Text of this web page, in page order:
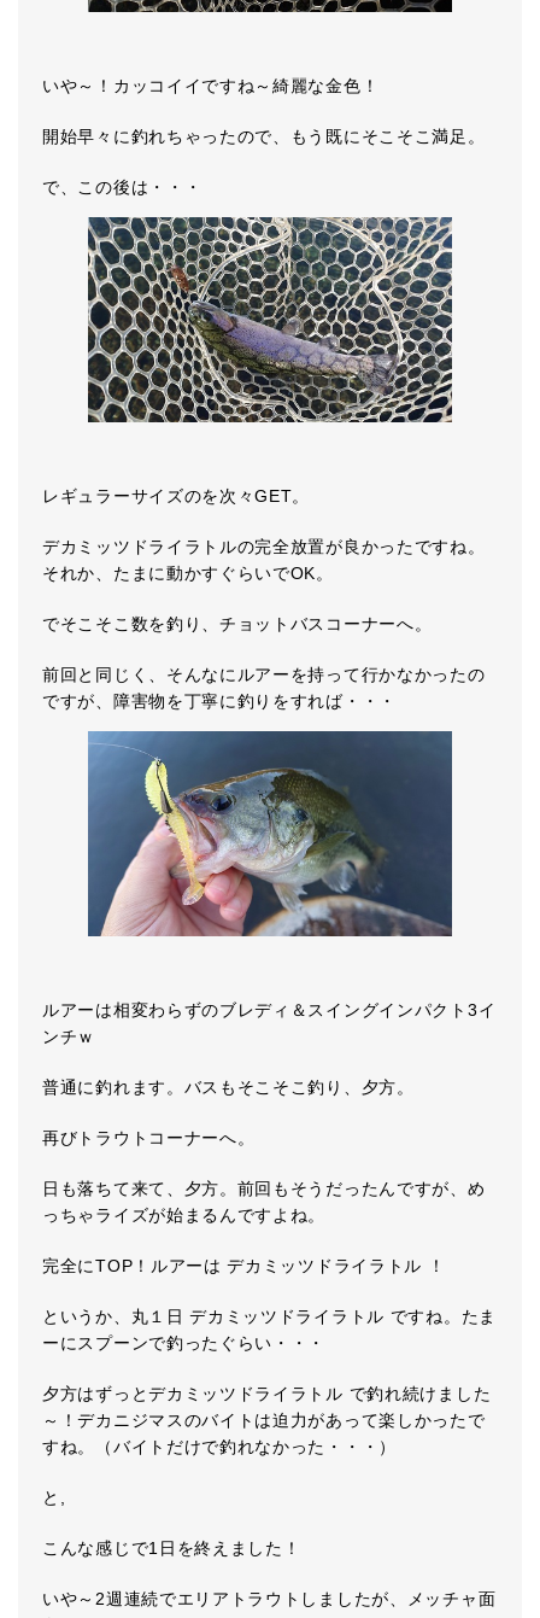
いや～！カッコイイですね～綺麗な金色！
開始早々に釣れちゃったので、もう既にそこそこ満足。
で、この後は・・・
レギュラーサイズのを次々GET。
デカミッツドライラトルの完全放置が良かったですね。
それか、たまに動かすぐらいでOK。
でそこそこ数を釣り、チョットバスコーナーへ。
前回と同じく、そんなにルアーを持って行かなかったの
ですが、障害物を丁寧に釣りをすれば・・・
ルアーは相変わらずのブレディ＆スイングインパクト3イ
ンチｗ
普通に釣れます。バスもそこそこ釣り、夕方。
再びトラウトコーナーへ。
日も落ちて来て、夕方。前回もそうだったんですが、め
っちゃライズが始まるんですよね。
完全にTOP！ルアーは デカミッツドライラトル ！
というか、丸１日 デカミッツドライラトル ですね。たま
ーにスプーンで釣ったぐらい・・・
夕方はずっとデカミッツドライラトル で釣れ続けました
～！デカニジマスのバイトは迫力があって楽しかったで
すね。（バイトだけで釣れなかった・・・）
と,
こんな感じで1日を終えました！
いや～2週連続でエリアトラウトしましたが、メッチャ面